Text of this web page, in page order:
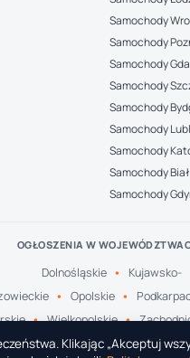
Samochody
Samochody
Samochody
Samochody
Samochody
Samochody
Samochody
Samochody
Samochody
OGŁOSZENIA W
Dolnośląskie
Kujawsko-
Opolskie
Wielkopolskie
Klikając „Akceptuj